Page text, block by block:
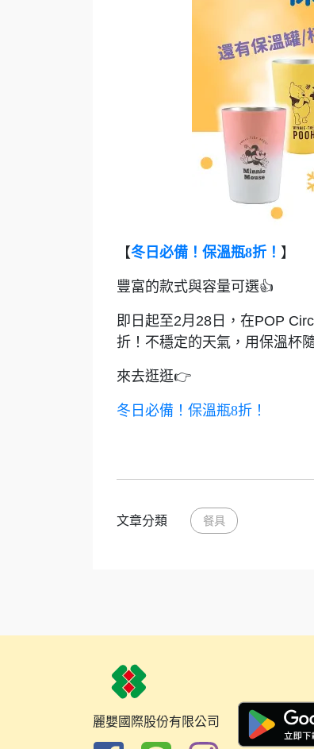
【冬日必備！保溫瓶8折！ 】
豐富的款式與容量可選👍
即日起至2月28日，在POP
折！不穩定的天氣，用保溫杯
來去逛逛👉
冬日必備！保溫瓶8折！
文章分類 餐具
麗嬰國際股份有限公司